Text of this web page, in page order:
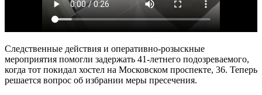
Следственные действия и оперативно-розыскные
мероприятия помогли задержать 41-летнего подозреваемого,
когда тот покидал хостел на Московском проспекте, 36. Теперь
решается вопрос об избрании меры пресечения.